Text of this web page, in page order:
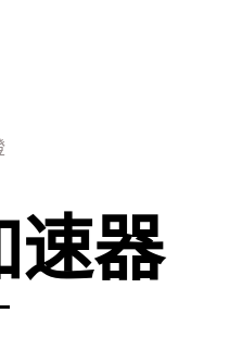
速器